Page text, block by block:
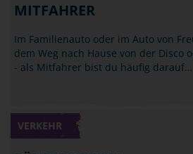
MITFAHRER
Im Familienauto oder im Auto von
dem Weg nach Hause von der Disco
- als Mitfahrer bist du häufig darauf…
VERKEHR